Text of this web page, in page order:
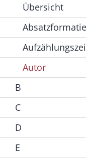
Übersicht
Autor
B
C
D
E